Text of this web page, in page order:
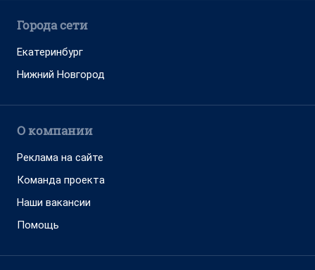
Города сети
Екатеринбург
Нижний Новгород
О компании
Реклама на сайте
Команда проекта
Наши вакансии
Помощь